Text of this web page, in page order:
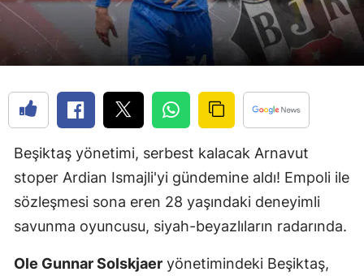
Beşiktaş yönetimi, serbest kalacak Arnavut
stoper Ardian Ismajli'yi gündemine aldı! Empoli ile
sözleşmesi sona eren 28 yaşındaki deneyimli
savunma oyuncusu, siyah-beyazlıların radarında.
Ole Gunnar Solskjaer yönetimindeki Beşiktaş,